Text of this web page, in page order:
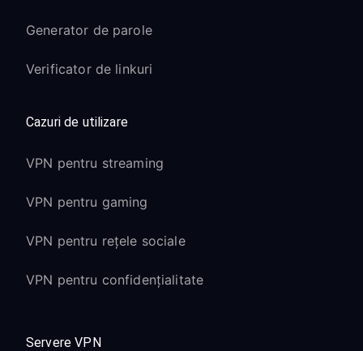
Generator de parole
Verificator de linkuri
Cazuri de utilizare
VPN pentru streaming
VPN pentru gaming
VPN pentru rețele sociale
VPN pentru confidențialitate
Servere VPN